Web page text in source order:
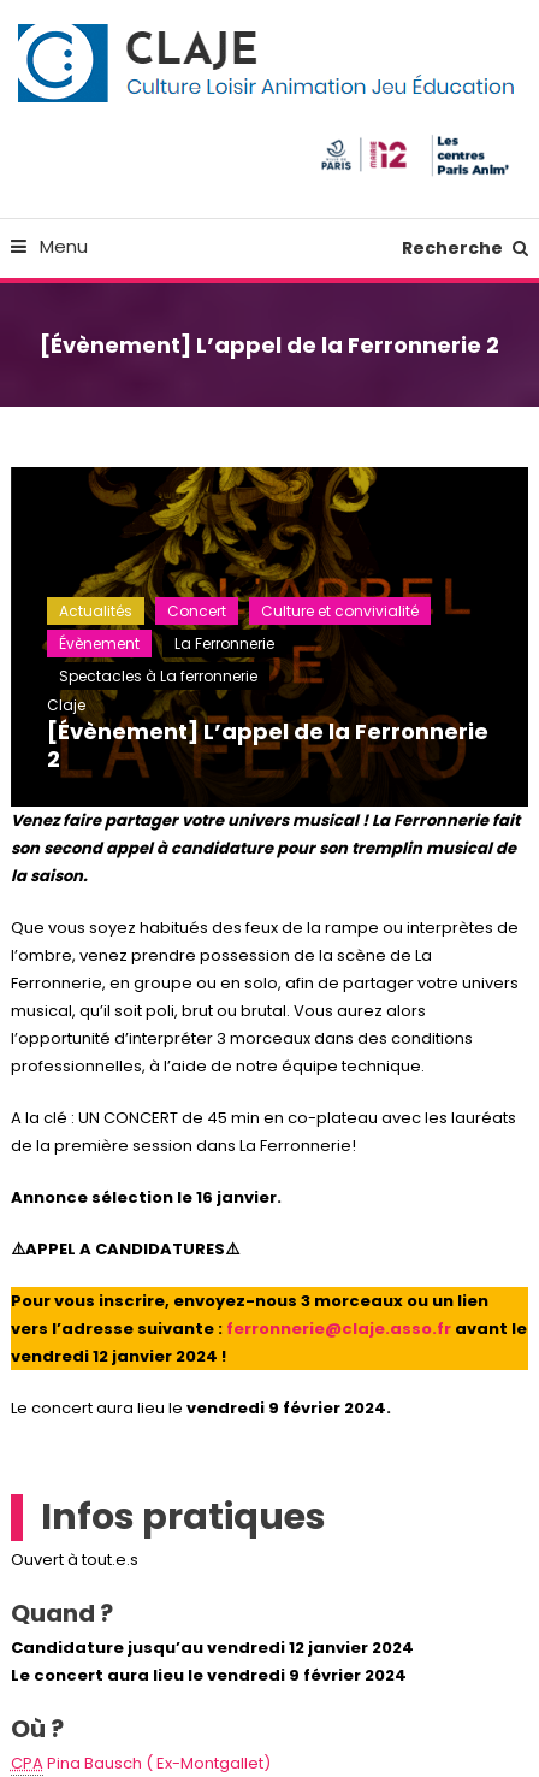
To
Content
Menu Recherche
[Évènement] L’appel de la Ferronnerie 2
Actualités Concert
Culture et convivialité
Évènement
La Ferronnerie
Spectacles à La ferronnerie
Claje
[Évènement] L’appel de la Ferronnerie
2
Venez faire partager votre univers musical ! La Ferronnerie fait
son second appel à candidature pour son tremplin musical de
la saison.
Que vous soyez habitués des feux de la rampe ou interprètes de
l’ombre, venez prendre possession de la scène de La
Ferronnerie, en groupe ou en solo, afin de partager votre univers
musical, qu’il soit poli, brut ou brutal. Vous aurez alors
l’opportunité d’interpréter 3 morceaux dans des conditions
professionnelles, à l’aide de notre équipe technique.
A la clé : UN CONCERT de 45 min en co-plateau avec les lauréats
de la première session dans La Ferronnerie!
Annonce sélection le 16 janvier.
⚠️APPEL A CANDIDATURES⚠️
Pour vous inscrire, envoyez-nous 3 morceaux ou un lien
vers l’adresse suivante : ferronnerie@claje.asso.fravant le
vendredi 12 janvier 2024 !
Le concert aura lieu le vendredi 9 février 2024.
Infos pratiques
Ouvert à tout.e.s
Quand ?
Candidature jusqu’au vendredi 12 janvier 2024
Le concert aura lieu le vendredi 9 février 2024
Où ?
CPAPina Bausch ( Ex-Montgallet)